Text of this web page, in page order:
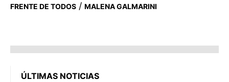
FRENTE DE TODOS / MALENA GALMARINI
ÚLTIMAS NOTICIAS